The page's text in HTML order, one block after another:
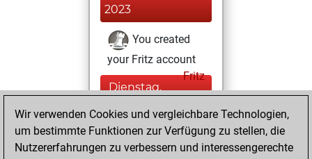
2023
You created
your Fritz account
Fritz
Dienstag,
You played 3
bullet games
Play
Wir verwenden Cookies und vergleichbare Technologien,
um bestimmte Funktionen zur Verfügung zu stellen, die
Nutzererfahrungen zu verbessern und interessengerechte